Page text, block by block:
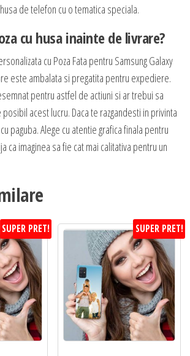
de telefon cu o tematica speciala.
cu husa inainte de livrare?
cu Poza Fata pentru Samsung Galaxy
este ambalata si pregatita pentru expediere.
pentru astfel de actiuni si ar trebui sa
acest lucru. Daca te razgandesti in privinta
paguba. Alege cu atentie grafica finala pentru
ca imaginea sa fie cat mai calitativa pentru un
SUPER PRET! SUPER PRET!